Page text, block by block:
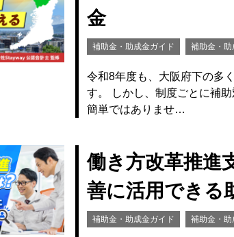
金
補助金・助成金ガイド 補助金・助
令和8年度も、大阪府下の多
す。 しかし、制度ごとに補
簡単ではありませ…
働き方改革推進
善に活用できる
補助金・助成金ガイド 補助金・助